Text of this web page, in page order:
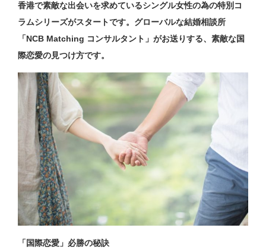
香港で素敵な出会いを求めているシングル女性の為の特別コ
ラムシリーズがスタートです。グローバルな結婚相談所
「NCB Matching コンサルタント」がお送りする、素敵な国
際恋愛の見つけ方です。
「国際恋愛」必勝の秘訣